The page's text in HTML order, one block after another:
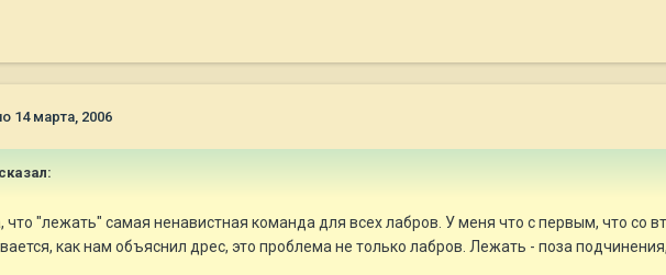
14 марта, 2006
что "лежать" самая ненавистная команда для всех лабров. У меня что с первым, что со
как нам объяснил дрес, это проблема не только лабров. Лежать - поза